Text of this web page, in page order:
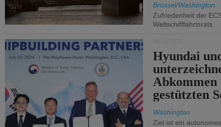
Brüssel/Washington
Zufriedenheit der
Weltschifffahrtsrats
Hyundai
gestützten
Washington
Ziel ist ein